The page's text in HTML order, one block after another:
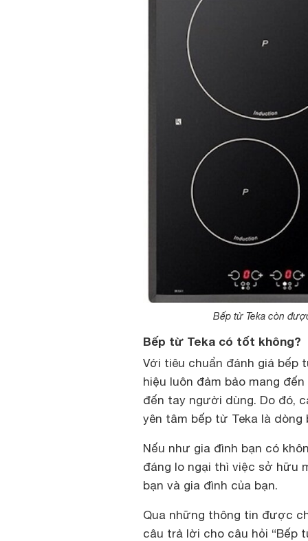
Bếp từ Teka còn
Bếp từ Teka có tốt không?
Với tiêu chuẩn đánh giá bếp
hiệu luôn đảm bảo mang
đến tay người dùng. Do đó,
yên tâm bếp từ Teka là
Nếu như gia đình bạn có
đáng lo ngại thì việc sở hữu
bạn và gia đình của bạn.
Qua những thông tin được
câu trả lời cho câu hỏi “Bếp